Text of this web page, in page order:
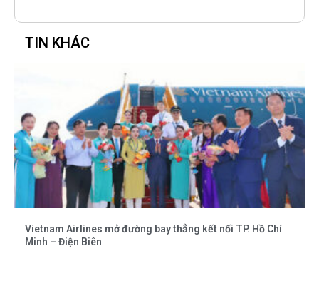
TIN KHÁC
Vietnam Airlines mở đường bay thẳng kết nối TP. Hồ Chí
Minh – Điện Biên